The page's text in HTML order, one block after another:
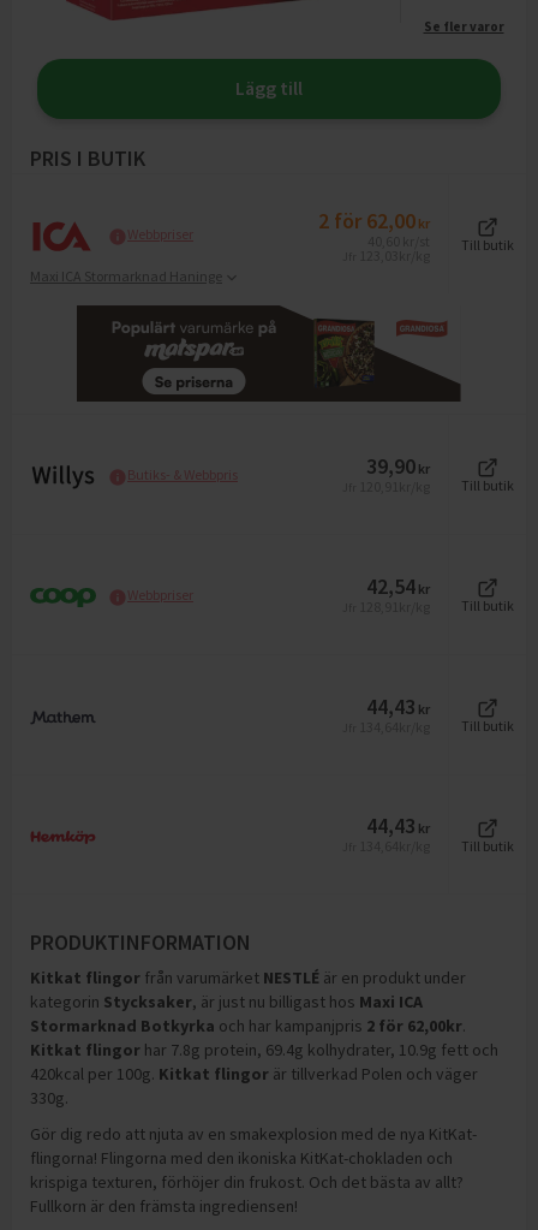
Se fler varor
Lägg till
PRIS I BUTIK
Webbpriser 2 för 62,00 kr
Till butik
Maxi ICA Stormarknad Haninge
Butiks- & Webbpris 39,90 kr
Till butik
Webbpriser 42,54 kr
Till butik
44,43 kr
Till butik
44,43 kr
Till butik
PRODUKTINFORMATION
Kitkat flingor från varumärket NESTLÉ är en produkt under
kategorin Stycksaker, är just nu billigast hos Maxi ICA
Stormarknad Botkyrka och har kampanjpris 2 för 62,00kr.
Kitkat flingor har 7.8g protein, 69.4g kolhydrater, 10.9g fett och
420kcal per 100g. Kitkat flingor är tillverkad Polen och väger
330g.
Gör dig redo att njuta av en smakexplosion med de nya KitKat-
flingorna! Flingorna med den ikoniska KitKat-chokladen och
krispiga texturen, förhöjer din frukost. Och det bästa av allt?
Fullkorn är den främsta ingrediensen!